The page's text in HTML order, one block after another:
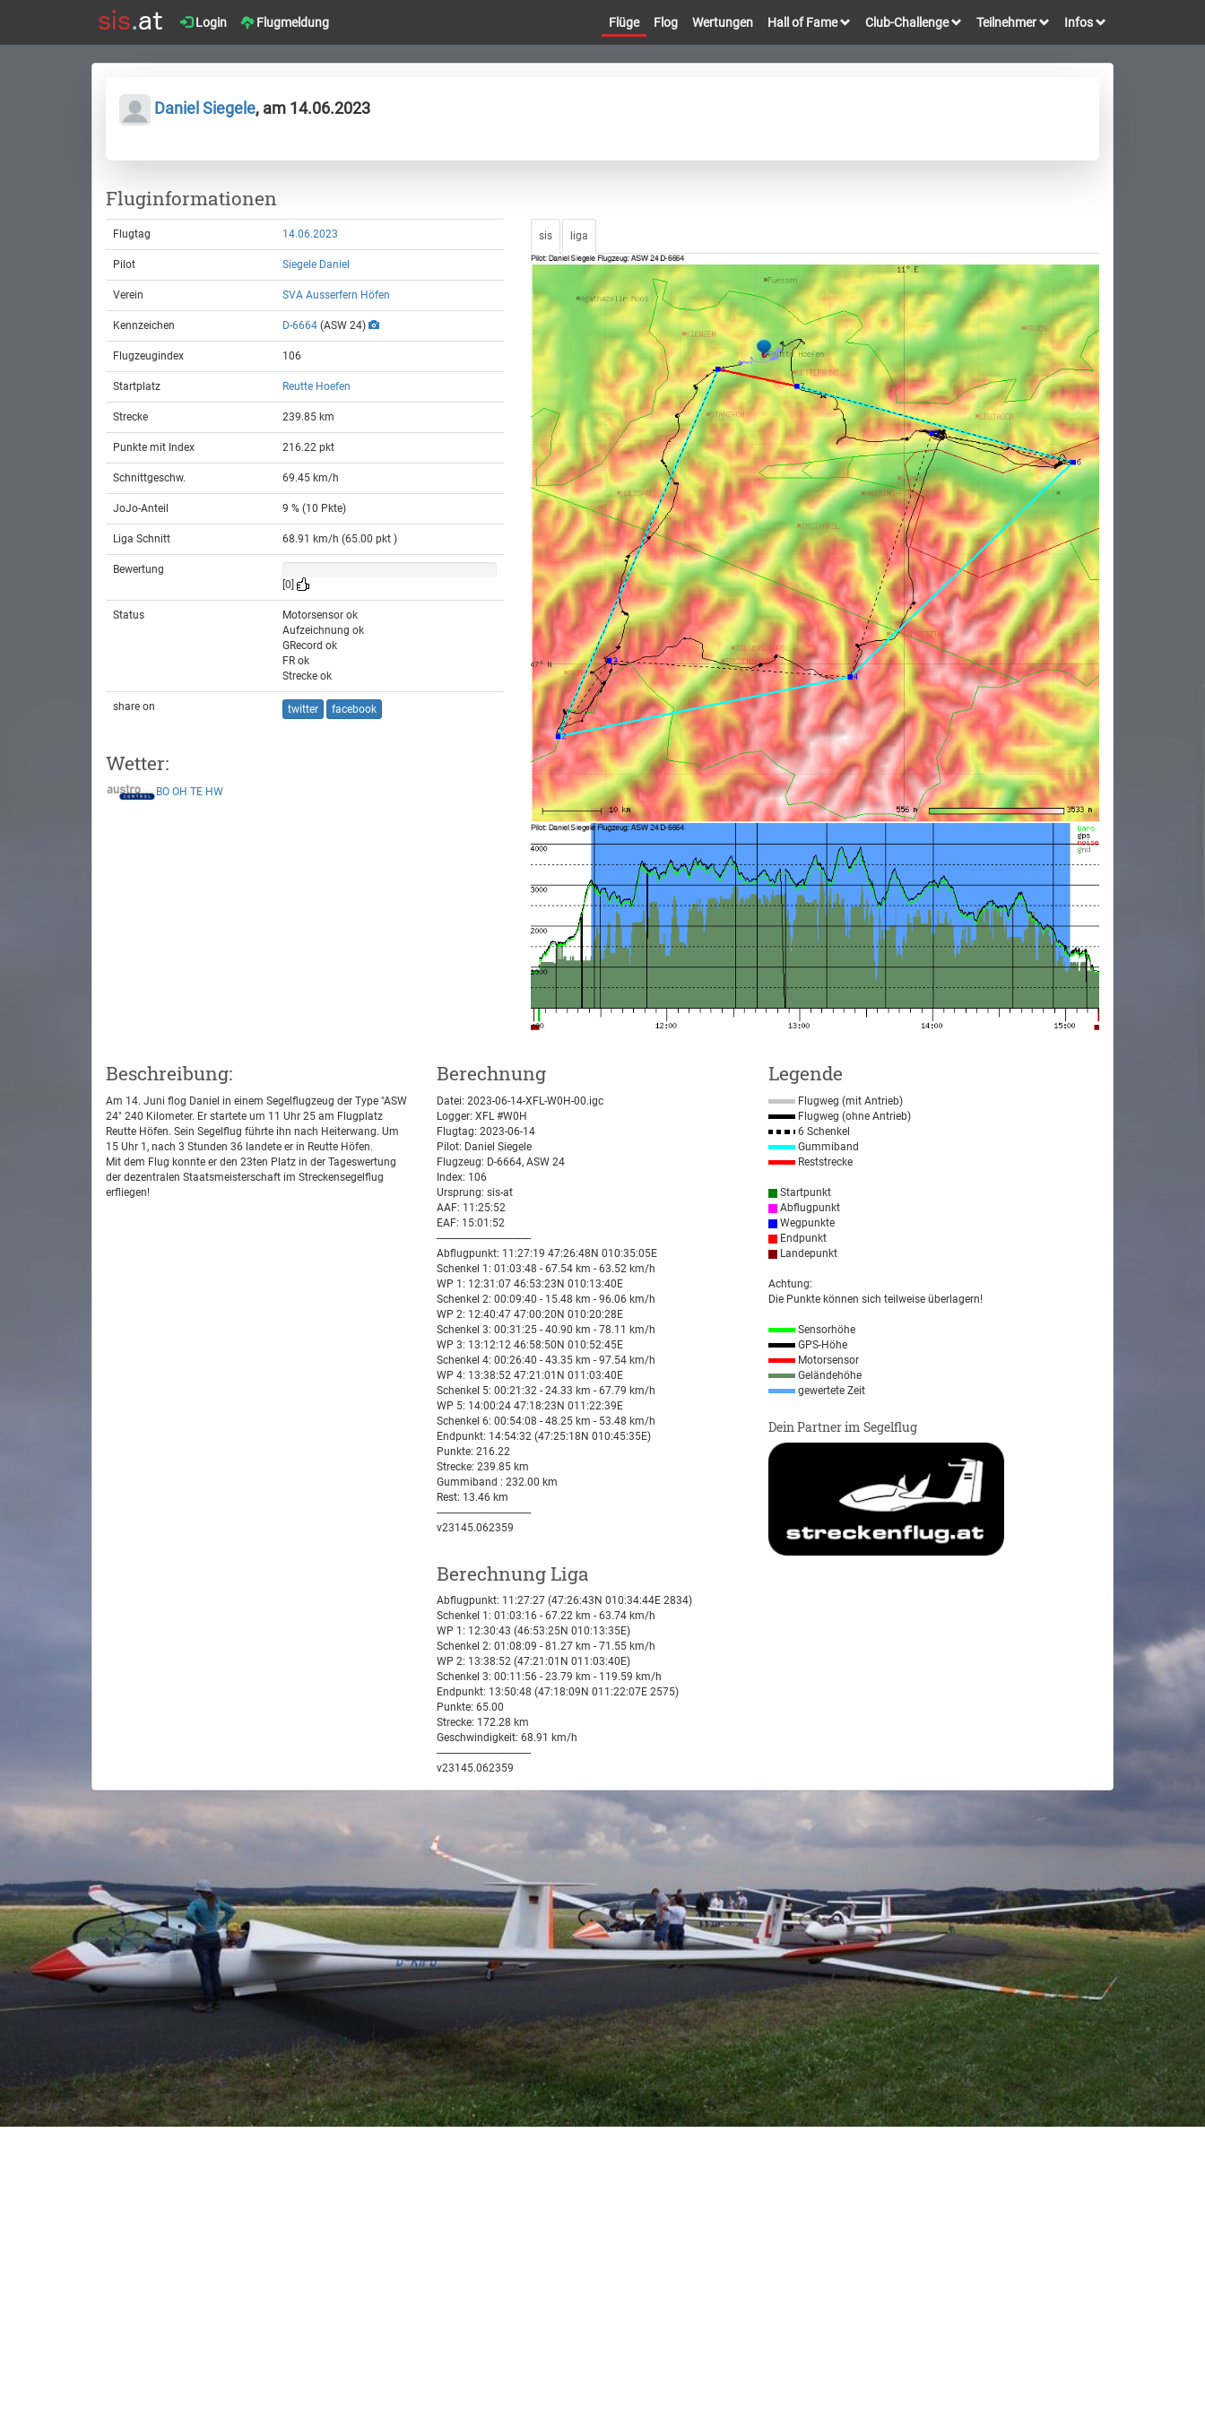
Login Flugmeldung Flüge Flog Wertungen Hall of Fame Club-Challenge Teilnehmer Infos
Daniel Siegele, am 14.06.2023
Fluginformationen
Flugtag 14.06.2023
Pilot Siegele Daniel
Verein SVA Ausserfern Höfen
Kennzeichen D-6664 (ASW 24)
Flugzeugindex 106
Startplatz Reutte Hoefen
Strecke 239.85 km
Punkte mit Index 216.22 pkt
Schnittgeschw. 69.45 km/h
JoJo-Anteil 9 % (10 Pkte)
Liga Schnitt 68.91 km/h (65.00 pkt )
Bewertung
[0]
Status
Motorsensor ok
Aufzeichnung ok
GRecord ok
FR ok
Strecke ok
share on twitter facebook
Wetter:
BO OH TE HW
sis liga
Beschreibung:
Am 14. Juni flog Daniel in einem Segelflugzeug der Type "ASW
24" 240 Kilometer. Er startete um 11 Uhr 25 am Flugplatz
Reutte Höfen. Sein Segelflug führte ihn nach Heiterwang. Um
15 Uhr 1, nach 3 Stunden 36 landete er in Reutte Höfen.
Mit dem Flug konnte er den 23ten Platz in der Tageswertung
der dezentralen Staatsmeisterschaft im Streckensegelflug
erfliegen!
Berechnung
Datei: 2023-06-14-XFL-W0H-00.igc
Logger: XFL #W0H
Flugtag: 2023-06-14
Pilot: Daniel Siegele
Flugzeug: D-6664, ASW 24
Index: 106
Ursprung: sis-at
AAF: 11:25:52
EAF: 15:01:52
-----------------------------------
Abflugpunkt: 11:27:19 47:26:48N 010:35:05E
Schenkel 1: 01:03:48 - 67.54 km - 63.52 km/h
WP 1: 12:31:07 46:53:23N 010:13:40E
Schenkel 2: 00:09:40 - 15.48 km - 96.06 km/h
WP 2: 12:40:47 47:00:20N 010:20:28E
Schenkel 3: 00:31:25 - 40.90 km - 78.11 km/h
WP 3: 13:12:12 46:58:50N 010:52:45E
Schenkel 4: 00:26:40 - 43.35 km - 97.54 km/h
WP 4: 13:38:52 47:21:01N 011:03:40E
Schenkel 5: 00:21:32 - 24.33 km - 67.79 km/h
WP 5: 14:00:24 47:18:23N 011:22:39E
Schenkel 6: 00:54:08 - 48.25 km - 53.48 km/h
Endpunkt: 14:54:32 (47:25:18N 010:45:35E)
Punkte: 216.22
Strecke: 239.85 km
Gummiband : 232.00 km
Rest: 13.46 km
-----------------------------------
v23145.062359
Berechnung Liga
Abflugpunkt: 11:27:27 (47:26:43N 010:34:44E 2834)
Schenkel 1: 01:03:16 - 67.22 km - 63.74 km/h
WP 1: 12:30:43 (46:53:25N 010:13:35E)
Schenkel 2: 01:08:09 - 81.27 km - 71.55 km/h
WP 2: 13:38:52 (47:21:01N 011:03:40E)
Schenkel 3: 00:11:56 - 23.79 km - 119.59 km/h
Endpunkt: 13:50:48 (47:18:09N 011:22:07E 2575)
Punkte: 65.00
Strecke: 172.28 km
Geschwindigkeit: 68.91 km/h
-----------------------------------
v23145.062359
Legende
Flugweg (mit Antrieb)
Flugweg (ohne Antrieb)
6 Schenkel
Gummiband
Reststrecke
Startpunkt
Abflugpunkt
Wegpunkte
Endpunkt
Landepunkt
Achtung:
Die Punkte können sich teilweise überlagern!
Sensorhöhe
GPS-Höhe
Motorsensor
Geländehöhe
gewertete Zeit
Dein Partner im Segelflug